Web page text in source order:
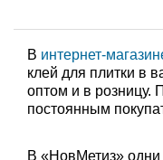
В интернет-
клей для плитки в
оптом и в розницу.
постоянным
В «НовМетиз»